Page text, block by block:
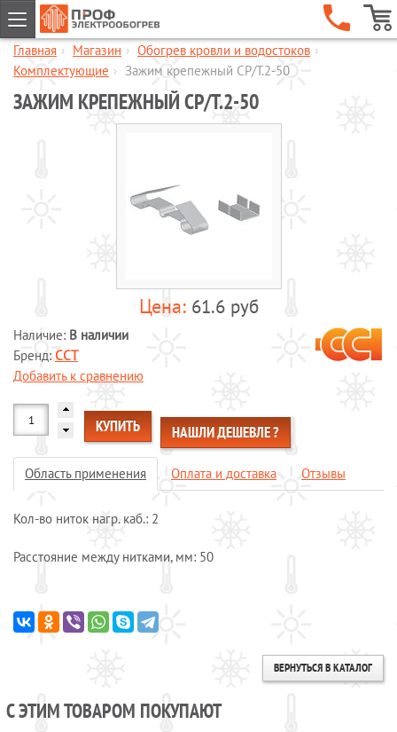
ГЛАВНАЯ
КОМПАНИЯ
Шкафы управления обогревом
Готовые комплекты для обогрева
водопровода
Системы обогрева пола
Специальные кабели
Системы защиты от протечек воды
Обогрев морозильных камер
Обогрев грунта
КОНТАКТЫ
Главная › Магазин › Обогрев кровли и водостоков ›
Комплектующие › Зажим крепежный СР/Т.2-50
ЗАЖИМ КРЕПЕЖНЫЙ СР/Т.2-50
61.6 руб
Наличие: В наличии
Бренд: ССТ
Добавить к сравнению
КУПИТЬ НАШЛИ ДЕШЕВЛЕ ?
Область применения Оплата и доставка Отзывы
Кол-во ниток нагр. каб.: 2
Расстояние между нитками, мм: 50
ВЕРНУТЬСЯ В КАТАЛОГ
С ЭТИМ ТОВАРОМ ПОКУПАЮТ